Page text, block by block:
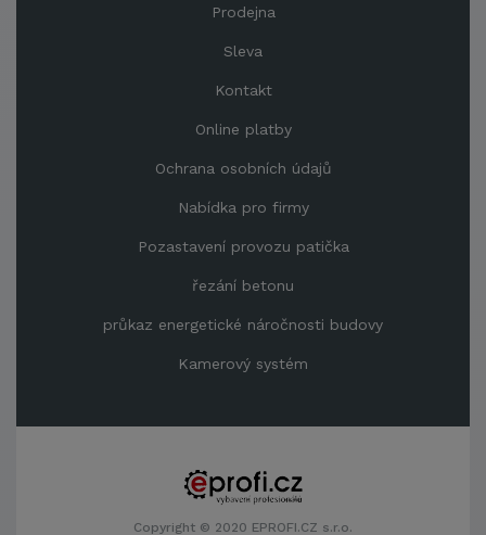
Prodejna
Sleva
Kontakt
Online platby
Ochrana osobních údajů
Nabídka pro firmy
Pozastavení provozu patička
řezání betonu
průkaz energetické náročnosti budovy
Kamerový systém
Copyright © 2020 EPROFI.CZ s.r.o.